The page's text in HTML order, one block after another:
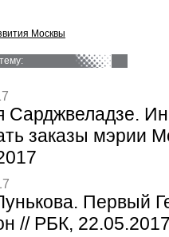
Москвы
заказы мэрии
Первый
// РБК, 22.05.2017